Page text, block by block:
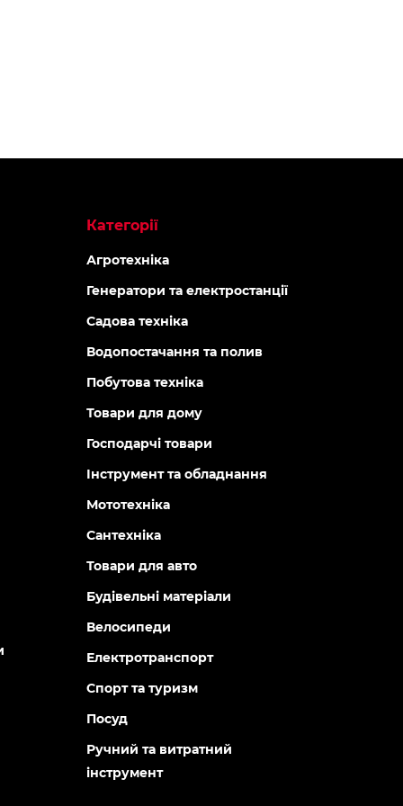
Категорії
Агротехніка
Генератори та електростанції
Садова техніка
Водопостачання та полив
Побутова техніка
Товари для дому
Господарчі товари
Інструмент та обладнання
Мототехніка
Сантехніка
Товари для авто
Будівельні матеріали
Велосипеди
Електротранспорт
Спорт та туризм
Посуд
Ручний та витратний
інструмент